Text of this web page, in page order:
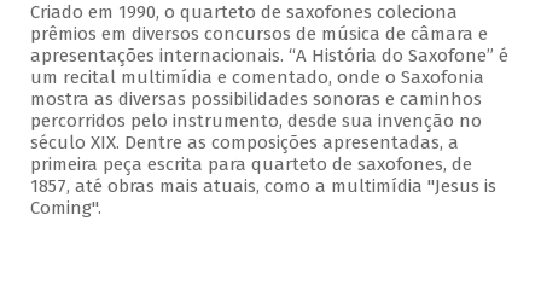
Criado em 1990, o quarteto de saxofones coleciona
prêmios em diversos concursos de música de câmara e
apresentações internacionais. “A História do Saxofone” é
um recital multimídia e comentado, onde o Saxofonia
mostra as diversas possibilidades sonoras e caminhos
percorridos pelo instrumento, desde sua invenção no
século XIX. Dentre as composições apresentadas, a
primeira peça escrita para quarteto de saxofones, de
1857, até obras mais atuais, como a multimídia "Jesus is
Coming".